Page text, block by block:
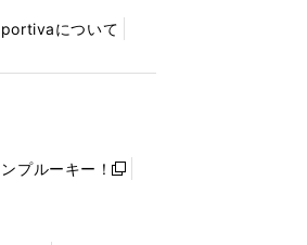
について
プルーキー！
新